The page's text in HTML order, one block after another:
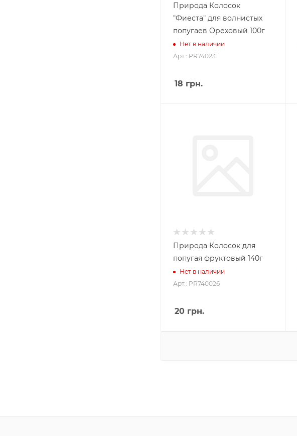
Природа Колосок
"Фиеста" для волнистых
попугаев Ореховый 100г
Нет в наличии
Арт.: PR740231
18 грн.
Природа Колосок для
попугая фруктовый 140г
Нет в наличии
Арт.: PR740026
20 грн.